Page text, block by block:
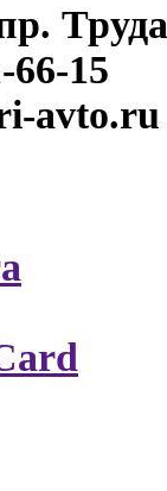
66-15
avto.ru